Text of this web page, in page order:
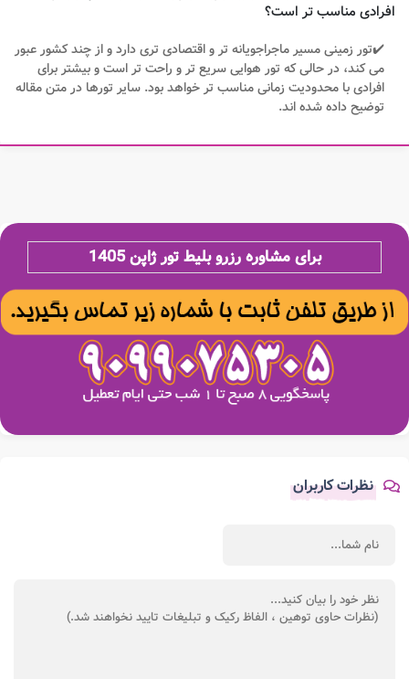
افرادی مناسب‌ تر است؟
✔️تور زمینی مسیر ماجراجویانه‌ تر و اقتصادی‌ تری دارد و از چند کشور عبور
می‌ کند، در حالی که تور هوایی سریع‌ تر و راحت‌ تر است و بیشتر برای
افرادی با محدودیت زمانی مناسب‌ تر خواهد بود. سایر تورها در متن مقاله
توضیح داده شده اند.
برای مشاوره رزرو بلیط تور ژاپن 1405
نظرات کاربران